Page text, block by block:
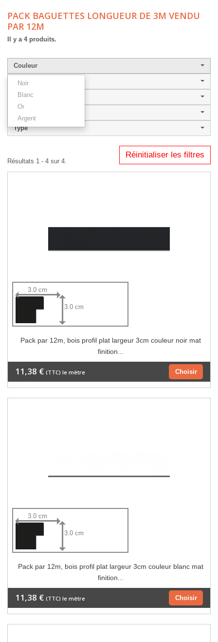
PACK BAGUETTES LONGUEUR DE 3M VENDU
PAR 12M
Il y a 4 produits.
Couleur
Noir
Blanc
Or
Argent
Largeur de baguette
Style
Type
Réinitialiser les filtres
Résultats 1 - 4 sur 4.
3.0 cm
3.0 cm
Pack par 12m, bois profil plat largeur 3cm couleur noir mat
finition...
Choisir
11,38 € (TTC) le mètre
3.0 cm
3.0 cm
Pack par 12m, bois profil plat largeur 3cm couleur blanc mat
finition...
Choisir
11,38 € (TTC) le mètre